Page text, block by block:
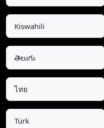
Kiswahili
తెలుగు
ไทย
Türk